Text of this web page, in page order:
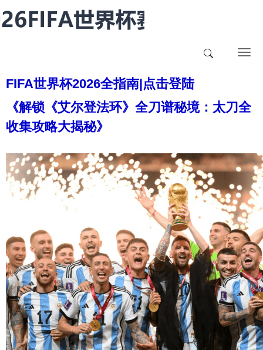
T
l
a
v
g
a
t
i
o
n
FIFA世界杯2026全指南|点击登陆
《解锁《艾尔登法环》全刀谱秘境：太刀全
收集攻略大揭秘》